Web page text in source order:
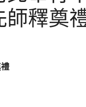
師釋奠